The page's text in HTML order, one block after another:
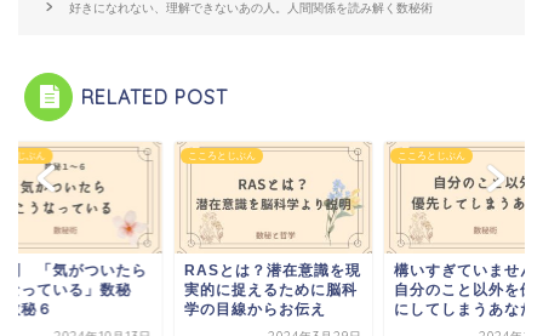
好きになれない、理解できないあの人。人間関係を読み解く数秘術
RELATED POST
とじぶん
別 「気がついたら
なっている」数秘
数秘６
こころとじぶん
RASとは？潜在意識を現
実的に捉えるために脳科
学の目線からお伝え
こころとじぶん
構いすぎていません
自分のこと以外を優
にしてしまうあなた